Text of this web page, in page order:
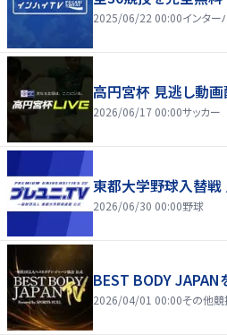
2025/06/22 00:00インター
高円宮杯 見逃し動画
2026/06/17 00:00サッカー
東都大学野球入替戦
2026/06/30 00:00野球
BEST BODY JAPAN
2026/04/01 00:00その他競